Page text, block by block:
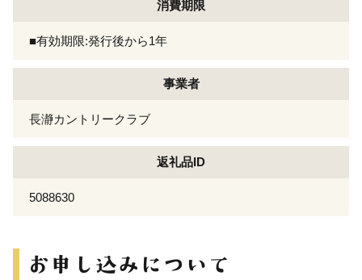
消費期限
■有効期限:発行後から1年
事業者
長瀞カントリークラブ
返礼品ID
5088630